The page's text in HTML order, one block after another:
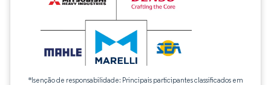
*Isenção de responsabilidade: Principais participantes classificados em